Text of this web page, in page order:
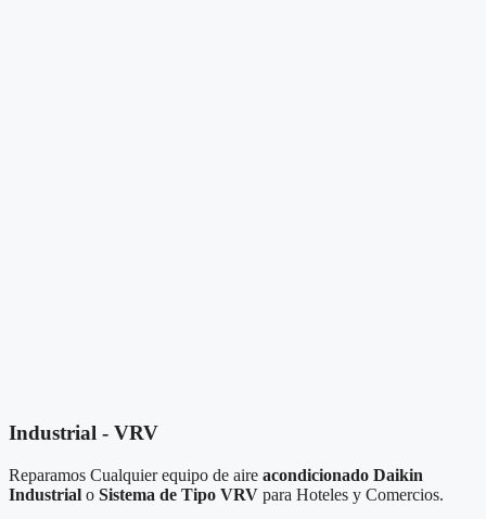
Industrial - VRV
Reparamos Cualquier equipo de aire acondicionado Daikin
Industrial o Sistema de Tipo VRV para Hoteles y Comercios.